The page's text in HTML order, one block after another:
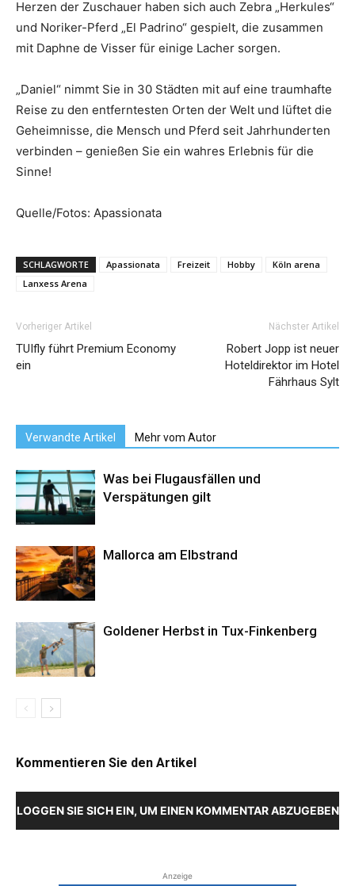
Herzen der Zuschauer haben sich auch Zebra „Herkules“
und Noriker-Pferd „El Padrino“ gespielt, die zusammen
mit Daphne de Visser für einige Lacher sorgen.
„Daniel“ nimmt Sie in 30 Städten mit auf eine traumhafte
Reise zu den entferntesten Orten der Welt und lüftet die
Geheimnisse, die Mensch und Pferd seit Jahrhunderten
verbinden – genießen Sie ein wahres Erlebnis für die
Sinne!
Quelle/Fotos: Apassionata
SCHLAGWORTE Apassionata Freizeit Hobby
Köln arena
Lanxess Arena
Vorheriger Artikel
TUIfly führt Premium Economy
ein
Nächster Artikel
Robert Jopp ist neuer
Hoteldirektor im Hotel
Fährhaus Sylt
Verwandte Artikel Mehr vom Autor
Was bei Flugausfällen und
Verspätungen gilt
Mallorca am Elbstrand
Goldener Herbst in Tux-Finkenberg
Kommentieren Sie den Artikel
LOGGEN SIE SICH EIN, UM EINEN KOMMENTAR ABZUGEBEN
Anzeige